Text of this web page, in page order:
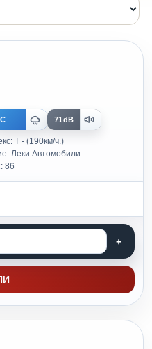
C 71dB
T - (190км/ч.)
Леки Автомобили
86